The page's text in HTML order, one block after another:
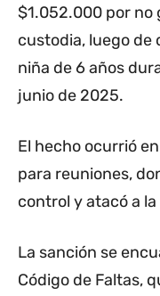
$1.052.000 por no
custodia, luego de
niña de 6 años
junio de 2025.
El hecho ocurrió
para reuniones,
control y atacó a la
La sanción se
Código de Faltas,